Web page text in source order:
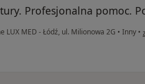
Profesjonalna pomoc.
LUX MED - Łódź, ul. Milionowa 2G • Inny •